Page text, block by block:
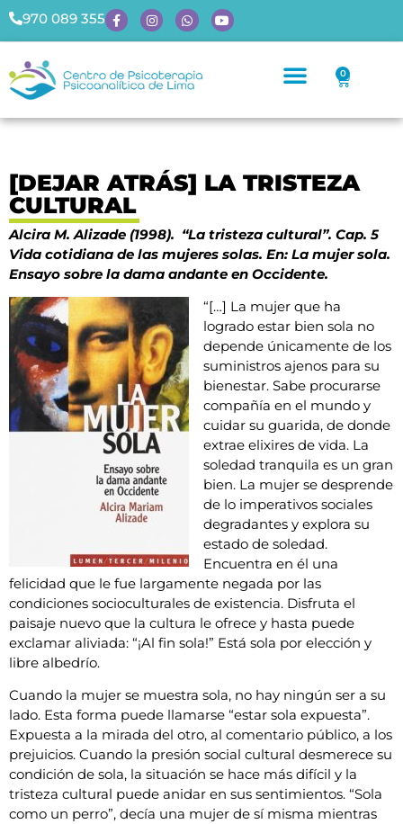
970 089 355
0
[DEJAR ATRÁS] LA TRISTEZA
CULTURAL
Alcira M. Alizade (1998). “La tristeza cultural”. Cap. 5
Vida cotidiana de las mujeres solas. En: La mujer sola.
Ensayo sobre la dama andante en Occidente.
“[…] La mujer que ha
logrado estar bien sola no
depende únicamente de los
suministros ajenos para su
bienestar. Sabe procurarse
compañía en el mundo y
cuidar su guarida, de donde
extrae elixires de vida. La
soledad tranquila es un gran
bien. La mujer se desprende
de lo imperativos sociales
degradantes y explora su
estado de soledad.
Encuentra en él una
felicidad que le fue largamente negada por las
condiciones socioculturales de existencia. Disfruta el
paisaje nuevo que la cultura le ofrece y hasta puede
exclamar aliviada: “¡Al fin sola!” Está sola por elección y
libre albedrío.
Cuando la mujer se muestra sola, no hay ningún ser a su
lado. Esta forma puede llamarse “estar sola expuesta”.
Expuesta a la mirada del otro, al comentario público, a los
prejuicios. Cuando la presión social cultural desmerece su
condición de sola, la situación se hace más difícil y la
tristeza cultural puede anidar en sus sentimientos. “Sola
como un perro”, decía una mujer de sí misma mientras